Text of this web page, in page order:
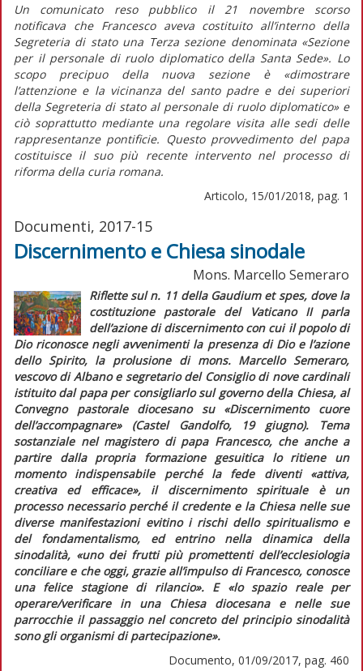
Un comunicato reso pubblico il 21 novembre scorso
notificava che Francesco aveva costituito all’interno della
Segreteria di stato una Terza sezione denominata «Sezione
per il personale di ruolo diplomatico della Santa Sede». Lo
scopo precipuo della nuova sezione è «dimostrare
l’attenzione e la vicinanza del santo padre e dei superiori
della Segreteria di stato al personale di ruolo diplomatico» e
ciò soprattutto mediante una regolare visita alle sedi delle
rappresentanze pontificie. Questo provvedimento del papa
costituisce il suo più recente intervento nel processo di
riforma della curia romana.
Articolo, 15/01/2018, pag. 1
Documenti, 2017-15
Discernimento e Chiesa sinodale
Mons. Marcello Semeraro
Riflette sul n. 11 della Gaudium et spes, dove la
costituzione pastorale del Vaticano II parla
dell’azione di discernimento con cui il popolo di
Dio riconosce negli avvenimenti la presenza di Dio e l’azione
dello Spirito, la prolusione di mons. Marcello Semeraro,
vescovo di Albano e segretario del Consiglio di nove cardinali
istituito dal papa per consigliarlo sul governo della Chiesa, al
Convegno pastorale diocesano su «Discernimento cuore
dell’accompagnare» (Castel Gandolfo, 19 giugno).
Tema
sostanziale nel magistero di papa Francesco, che anche a
partire dalla propria formazione gesuitica lo ritiene un
momento indispensabile perché la fede diventi «attiva,
creativa ed efficace», il discernimento spirituale è un
processo necessario perché il credente e la Chiesa nelle sue
diverse manifestazioni evitino i rischi dello spiritualismo e
del fondamentalismo, ed entrino nella dinamica della
sinodalità, «uno dei frutti più promettenti dell’ecclesiologia
conciliare e che oggi, grazie all’impulso di Francesco, conosce
una felice stagione di rilancio». E «lo spazio reale per
operare/verificare in una Chiesa diocesana e nelle sue
parrocchie il passaggio nel concreto del principio sinodalità
sono gli organismi di partecipazione».
Documento, 01/09/2017, pag. 460